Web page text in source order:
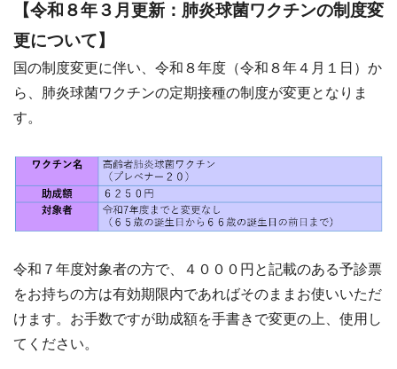
【令和８年３月更新：肺炎球菌ワクチンの制度変
更について】
国の制度変更に伴い、令和８年度（令和８年４月１日）か
ら、肺炎球菌ワクチンの定期接種の制度が変更となりま
す。
令和７年度対象者の方で、４０００円と記載のある予診票
をお持ちの方は有効期限内であればそのままお使いいただ
けます。お手数ですが助成額を手書きで変更の上、使用し
てください。